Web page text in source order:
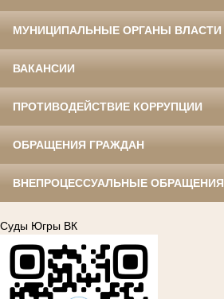
МУНИЦИПАЛЬНЫЕ ОРГАНЫ ВЛАСТИ
ВАКАНСИИ
ПРОТИВОДЕЙСТВИЕ КОРРУПЦИИ
ОБРАЩЕНИЯ ГРАЖДАН
ВНЕПРОЦЕССУАЛЬНЫЕ ОБРАЩЕНИЯ
Суды Югры ВК